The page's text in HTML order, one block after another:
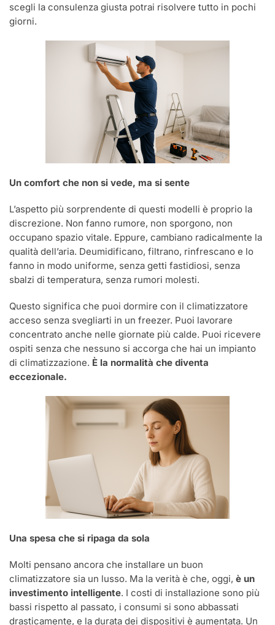
scegli la consulenza giusta potrai risolvere tutto in pochi
giorni.
Un comfort che non si vede, ma si sente
L’aspetto più sorprendente di questi modelli è proprio la
discrezione. Non fanno rumore, non sporgono, non
occupano spazio vitale. Eppure, cambiano radicalmente la
qualità dell’aria. Deumidificano, filtrano, rinfrescano e lo
fanno in modo uniforme, senza getti fastidiosi, senza
sbalzi di temperatura, senza rumori molesti.
Questo significa che puoi dormire con il climatizzatore
acceso senza svegliarti in un freezer. Puoi lavorare
concentrato anche nelle giornate più calde. Puoi ricevere
ospiti senza che nessuno si accorga che hai un impianto
di climatizzazione. È la normalità che diventa
eccezionale.
Una spesa che si ripaga da sola
Molti pensano ancora che installare un buon
climatizzatore sia un lusso. Ma la verità è che, oggi, è un
investimento intelligente. I costi di installazione sono più
bassi rispetto al passato, i consumi si sono abbassati
drasticamente, e la durata dei dispositivi è aumentata. Un